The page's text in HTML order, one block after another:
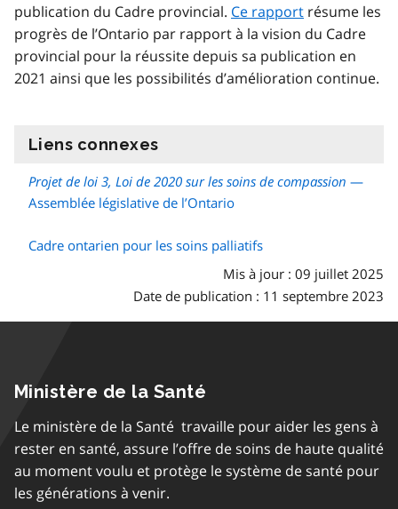
publication du Cadre provincial. Ce rapport résume les
progrès de l’Ontario par rapport à la vision du Cadre
provincial pour la réussite depuis sa publication en
2021 ainsi que les possibilités d’amélioration continue.
Liens connexes
Projet de loi 3, Loi de 2020 sur les soins de compassion —
Assemblée législative de l’Ontario
Cadre ontarien pour les soins palliatifs
Mis à jour : 09 juillet 2025
Date de publication : 11 septembre 2023
Ministère de la Santé
Le ministère de la Santé travaille pour aider les gens à
rester en santé, assure l’offre de soins de haute qualité
au moment voulu et protège le système de santé pour
les générations à venir.